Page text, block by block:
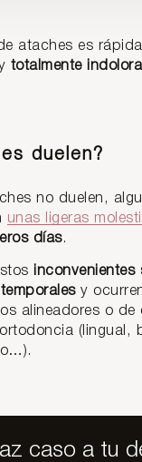
ataches es
totalmente indolora
duelen?
no duelen,
unas ligeras
días.
inconvenientes
y
alineadores o de
(lingual,
caso a tu